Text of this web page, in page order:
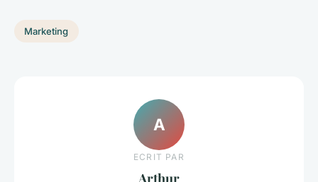
Marketing
A
ECRIT PAR
Arthur